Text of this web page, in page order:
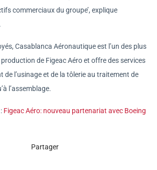
commerciaux du groupe’, explique
Casablanca Aéronautique est l’un des plus
de Figeac Aéro et offre des services
de l’usinage et de la tôlerie au traitement de
l’assemblage.
Figeac Aéro: nouveau partenariat avec Boeing
Partager